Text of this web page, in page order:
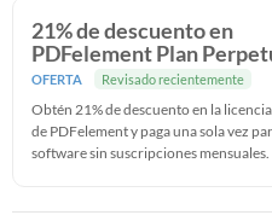
21% de descuento en
PDFelement Plan
OFERTA Revisado recientemente
Obtén 21% de descuento en la
de PDFelement y paga una sola vez
software sin suscripciones mensuales.